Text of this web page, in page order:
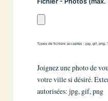
Types de fichiers acceptés : jpg, gif, png,
Joignez une photo de
votre ville si désiré.
autorisées: jpg, gif, png